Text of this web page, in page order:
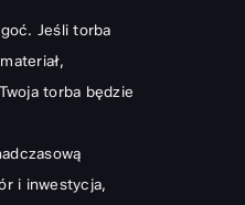
Jeśli torba
torba będzie
i inwestycja,